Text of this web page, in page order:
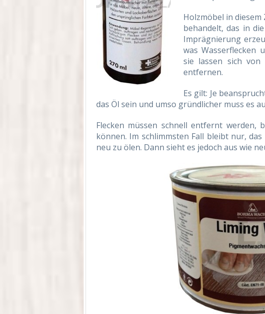
Holzmöbel in
behandelt, das in
Imprägnierung
was Wasserflecken
sie lassen sich
entfernen.
Es gilt: Je
das Öl sein und umso gründlicher muss es
Flecken müssen schnell entfernt werden,
können. Im schlimmsten Fall bleibt nur,
neu zu ölen. Dann sieht es jedoch aus wie